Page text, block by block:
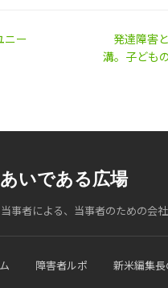
ニー
発達障害
溝。子ども
あいである広場
事者による、当事者のための会社
障害者ルポ 新米編集